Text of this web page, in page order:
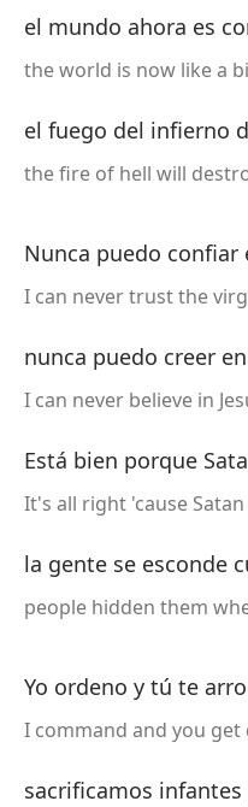
el mundo ahora es
the world is now like a
el fuego del infierno
the fire of hell will
Nunca puedo
I can never trust the
nunca puedo creer
I can never believe in
Está bien porque
It's all right 'cause
la gente se esconde
people hidden them
Yo ordeno y tú te
I command and you
sacrificamos